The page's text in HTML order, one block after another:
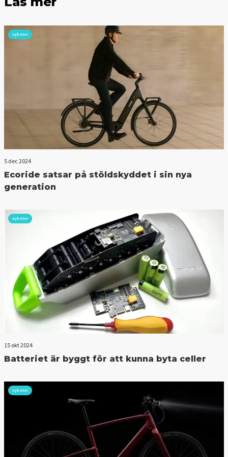
nyheter
5 dec 2024
Ecoride satsar på stöldskyddet i sin nya
generation
nyheter
15 okt 2024
Batteriet är byggt för att kunna byta celler
nyheter